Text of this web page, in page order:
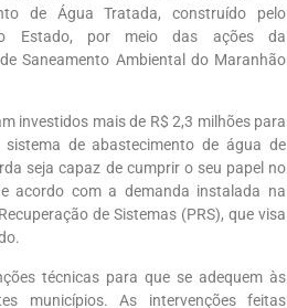
de Água Tratada, construído pelo
Estado, por meio das ações da
Saneamento Ambiental do Maranhão
investidos mais de R$ 2,3 milhões para
de abastecimento de água de
seja capaz de cumprir o seu papel no
acordo com a demanda instalada na
de Sistemas (PRS), que visa
técnicas para que se adequem às
municípios. As intervenções feitas